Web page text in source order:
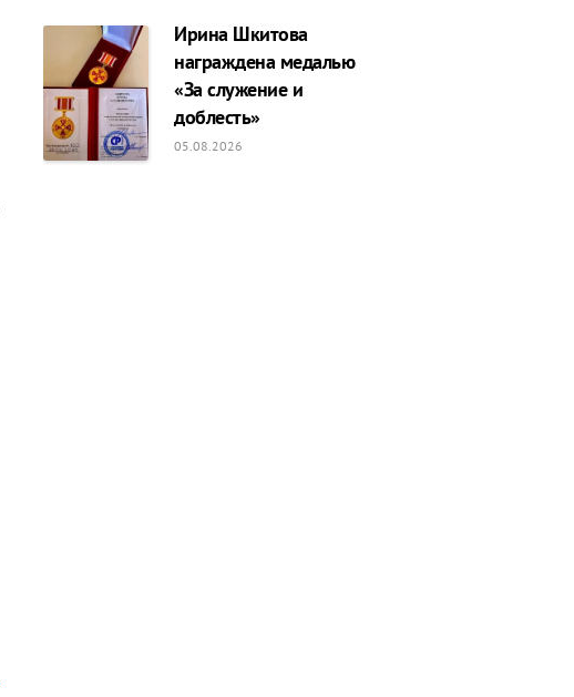
Ирина Шкитова
награждена медалью
«За служение и
доблесть»
05.08.2026